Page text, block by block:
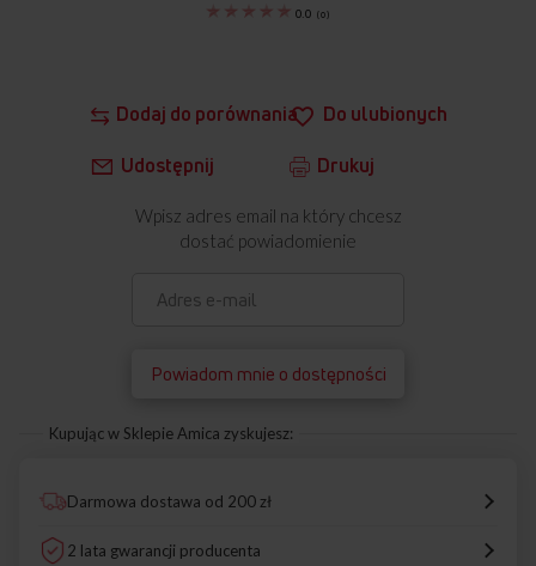
Dodaj do porównania Do ulubionych
Udostępnij Drukuj
0.0 (0)
Wpisz adres email na który chcesz
dostać powiadomienie
Powiadom mnie o dostępności
Kupując w Sklepie Amica zyskujesz:
Darmowa dostawa od 200 zł
2 lata gwarancji producenta